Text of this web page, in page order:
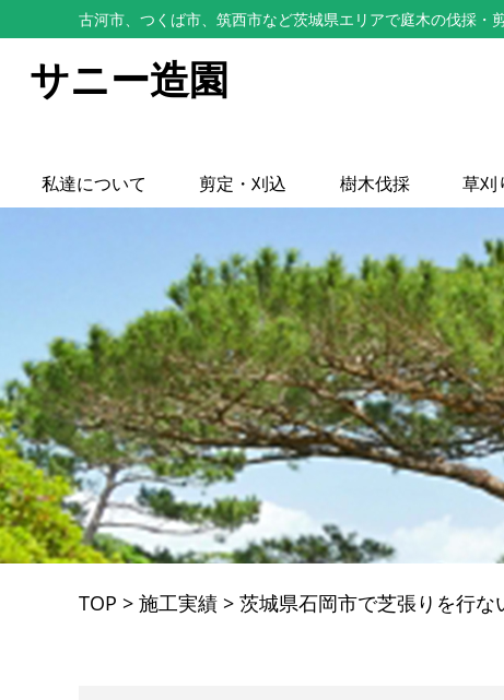
古河市、つくば市、筑西市など茨城県エリアで庭木の伐採
サニー造園
私達について 剪定・刈込 樹木伐採 草刈
TOP > 施工実績 > 茨城県石岡市で芝張りを行な